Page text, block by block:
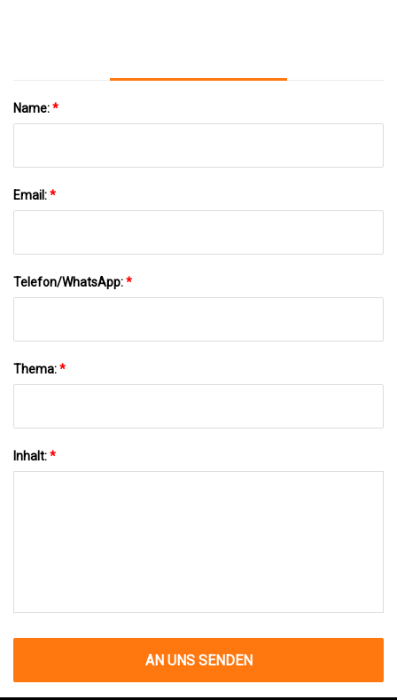
Name:*
Email:*
Telefon/WhatsApp:*
Thema:*
Inhalt:*
AN UNS SENDEN